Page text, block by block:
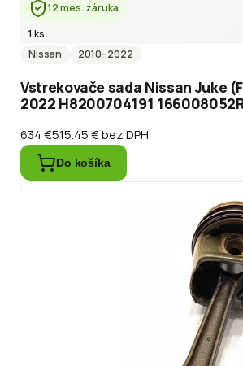
12 mes. záruka
1 ks
Nissan
2010–2022
Vstrekovače sada Nissan Juke
2022 H8200704191
634 €515.45 €bez DPH
Do košíka